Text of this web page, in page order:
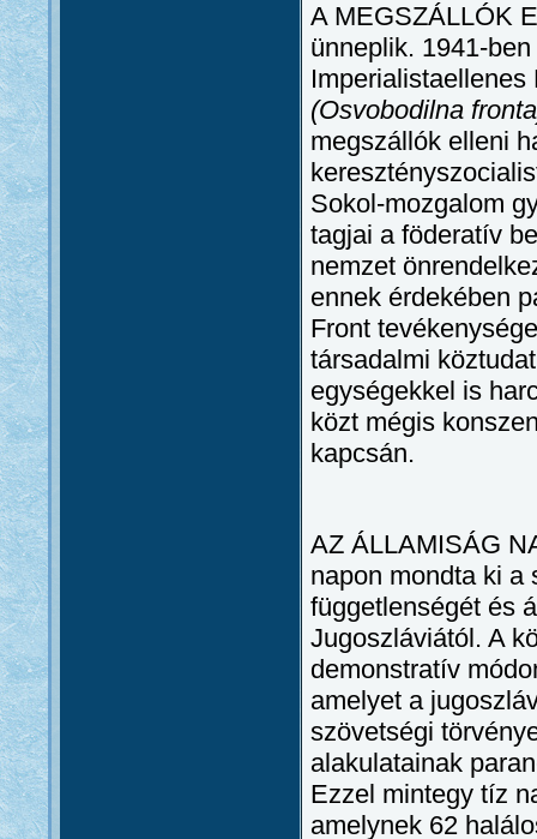
A MEGSZÁLLÓK
ünneplik. 1941-
(Osvobodilna
megszállók elleni
Sokol-mozgalom
tagjai a föderatív
nemzet
ennek érdekében
Front
társadalmi
egységekkel is
közt mégis
kapcsán.
AZ ÁLLAMISÁG
napon mondta ki a
függetlenségét és
Jugoszláviától. A
demonstratív
amelyet a
szövetségi
alakulatainak
Ezzel mintegy tíz
amelynek 62